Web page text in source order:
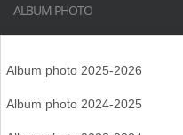
ALBUM PHOTO
Album photo 2025-2026
Album photo 2024-2025